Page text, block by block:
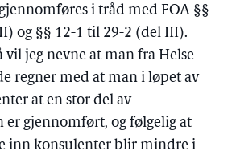
i tråd med FOA §§
og §§ 12-1 til 29-2 (del III).
vil jeg nevne at man fra Helse
regner med at man i løpet av
at en stor del av
er gjennomført, og følgelig at
inn konsulenter blir mindre i